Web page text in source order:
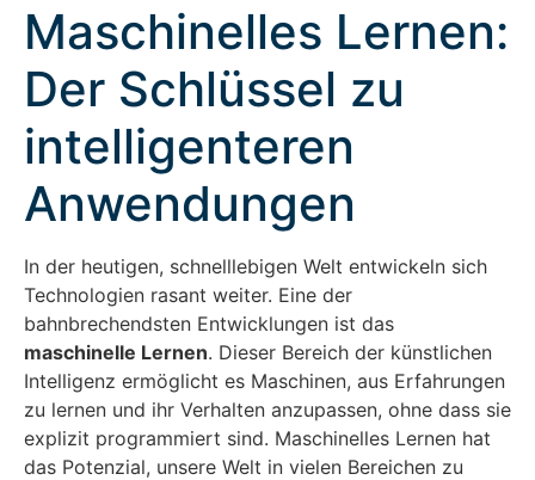
Maschinelles Lernen:
Der Schlüssel zu
intelligenteren
Anwendungen
In der heutigen, schnelllebigen Welt entwickeln sich
Technologien rasant weiter. Eine der
bahnbrechendsten Entwicklungen ist das
maschinelle Lernen. Dieser Bereich der künstlichen
Intelligenz ermöglicht es Maschinen, aus Erfahrungen
zu lernen und ihr Verhalten anzupassen, ohne dass sie
explizit programmiert sind. Maschinelles Lernen hat
das Potenzial, unsere Welt in vielen Bereichen zu